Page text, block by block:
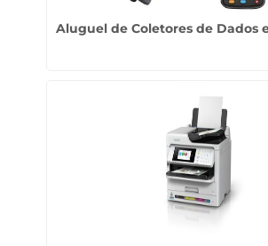
Aluguel de Coletores de Dados